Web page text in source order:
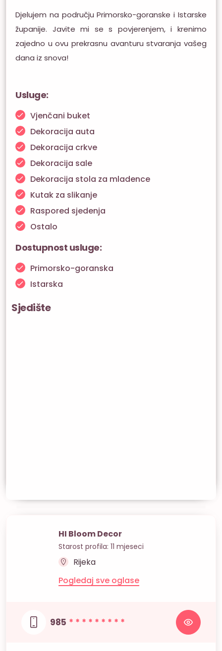
Djelujem na području Primorsko-goranske i Istarske
županije. Javite mi se s povjerenjem, i krenimo
zajedno u ovu prekrasnu avanturu stvaranja vašeg
dana iz snova!
Usluge:
Vjenčani buket
Dekoracija auta
Dekoracija crkve
Dekoracija sale
Dekoracija stola za mladence
Kutak za slikanje
Raspored sjedenja
Ostalo
Dostupnost usluge:
Primorsko-goranska
Istarska
Sjedište
HI Bloom Decor
Starost profila: 11 mjeseci
Rijeka
Pogledaj sve oglase
985 * * * * * * * * *